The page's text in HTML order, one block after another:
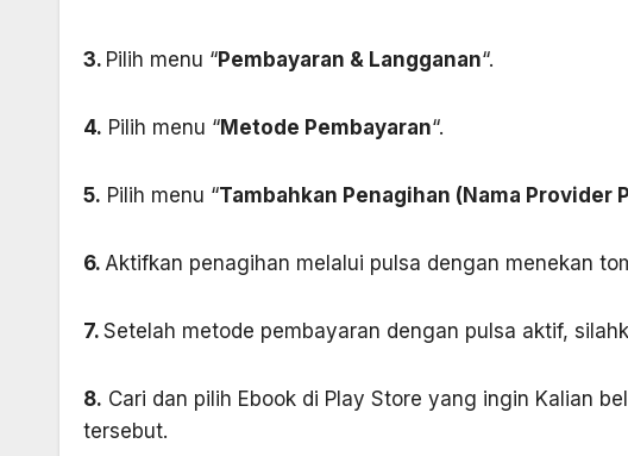
3. Pilih menu “Pembayaran & Langganan“.
4. Pilih menu “Metode Pembayaran“.
5. Pilih menu “Tambahkan Penagihan (Nama Provider
6. Aktifkan penagihan melalui pulsa dengan menekan
7. Setelah metode pembayaran dengan pulsa aktif,
8. Cari dan pilih Ebook di Play Store yang ingin Kalian
tersebut.